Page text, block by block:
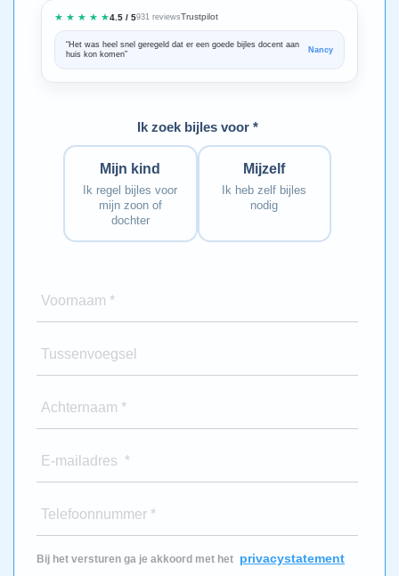
★ ★ ★ ★ ★4.5 / 5931 reviewsTrustpilot
“Het was heel snel geregeld dat er een goede bijles docent aan
huis kon komen”
Nancy
Ik zoek bijles voor *
Mijn kind
Ik regel bijles voor
mijn zoon of
dochter
Mijzelf
Ik heb zelf bijles
nodig
Voornaam *
Tussenvoegsel
Achternaam *
E-mailadres *
Telefoonnummer *
Bij het versturen ga je akkoord met het privacystatement